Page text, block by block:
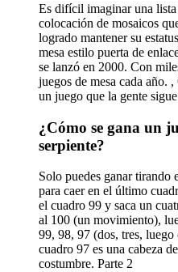
Es difícil imaginar una
colocación de mosaicos
logrado mantener su
mesa estilo puerta de
se lanzó en 2000. Con
juegos de mesa cada año.
un juego que la gente
¿Cómo se gana un
serpiente?
Solo puedes ganar tirando
para caer en el último
el cuadro 99 y saca un
al 100 (un movimiento),
99, 98, 97 (dos, tres,
cuadro 97 es una cabeza
costumbre. Parte 2